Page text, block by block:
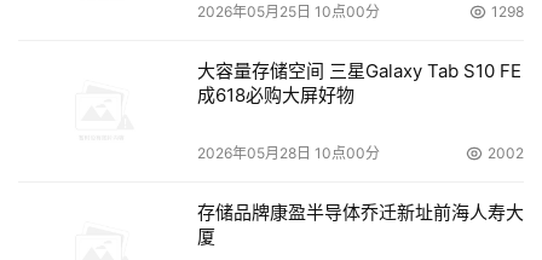
另外购买一套更大的服务器－大幅提升项目成本
开始全新的安装、测试和移植计划，把负载转移到新服务
2026年05月25日 10点00分 1298
大容量存储空间 三星Galaxy Tab S10 FE
成618必购大屏好物
2026年05月28日 10点00分 2002
存储品牌康盈半导体乔迁新址前海人寿大
厦